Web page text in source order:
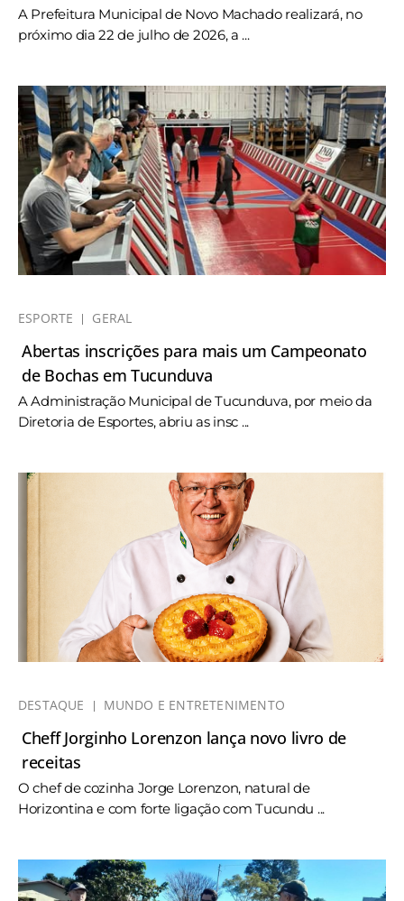
A Prefeitura Municipal de Novo Machado realizará, no
próximo dia 22 de julho de 2026, a ...
ESPORTE GERAL
Abertas inscrições para mais um Campeonato
de Bochas em Tucunduva
A Administração Municipal de Tucunduva, por meio da
Diretoria de Esportes, abriu as insc ...
DESTAQUE MUNDO E ENTRETENIMENTO
Cheff Jorginho Lorenzon lança novo livro de
receitas
O chef de cozinha Jorge Lorenzon, natural de
Horizontina e com forte ligação com Tucundu ...